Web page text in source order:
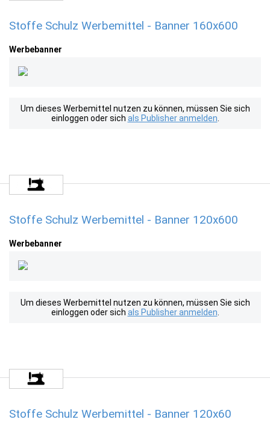
Stoffe Schulz Werbemittel - Banner 160x600
Werbebanner
Um dieses Werbemittel nutzen zu können, müssen Sie sich
einloggen oder sich als Publisher anmelden
Stoffe Schulz Werbemittel - Banner 120x600
Werbebanner
Um dieses Werbemittel nutzen zu können, müssen Sie sich
einloggen oder sich als Publisher anmelden
Stoffe Schulz Werbemittel - Banner 120x60